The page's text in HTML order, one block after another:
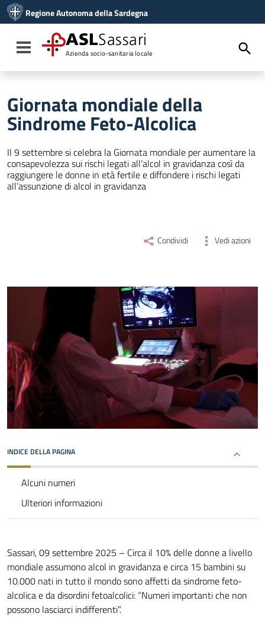
Vai al menu di navigazione
Vai al footer
Regione Autonoma della Sardegna
Toggle navigation
ASLSassari
Azienda socio-sanitaria locale
Giornata mondiale della
Sindrome Feto-Alcolica
Il 9 settembre si celebra la Giornata mondiale per aumentare la
consapevolezza sui rischi legati all’alcol in gravidanza così da
raggiungere le donne in età fertile e diffondere i rischi legati
all’assunzione di alcol in gravidanza
Condividi Vedi azioni
INDICE DELLA PAGINA
Alcuni numeri
Ulteriori informazioni
Sassari, 09 settembre 2025 – Circa il 10% delle donne a livello
mondiale assumono alcol in gravidanza e circa 15 bambini su
10.000 nati in tutto il mondo sono affetti da sindrome feto-
alcolica e da disordini fetoalcolici: “Numeri importanti che non
possono lasciarci indifferenti”.